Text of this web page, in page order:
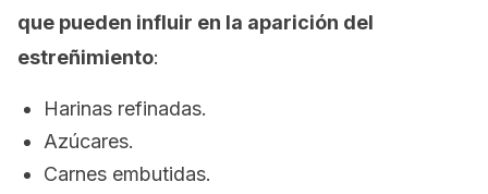
que pueden influir en la aparición del
estreñimiento:
Harinas refinadas.
Azúcares.
Carnes embutidas.